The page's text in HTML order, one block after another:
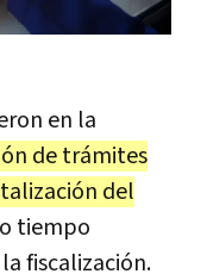
en la
de trámites
del
tiempo
fiscalización.